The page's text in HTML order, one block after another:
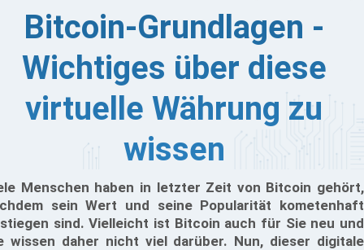
Bitcoin-Grundlagen -
Wichtiges über diese
virtuelle Währung zu
wissen
Menschen haben in letzter Zeit von Bitcoin gehört,
sein Wert und seine Popularität kometenhaft
sind. Vielleicht ist Bitcoin auch für Sie neu und
wissen daher nicht viel darüber. Nun, dieser digitale